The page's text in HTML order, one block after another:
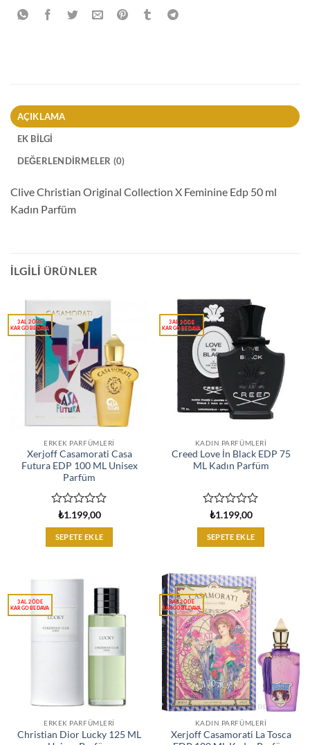
AÇIKLAMA
EK BILGI
DEĞERLENDIRMELER (0)
Clive Christian Original Collection X Feminine Edp 50 ml
Kadın Parfüm
İLGILI ÜRÜNLER
ERKEK PARFÜMLERI
Xerjoff Casamorati Casa
Futura EDP 100 ML Unisex
Parfüm
üzerinden
0
oy
₺1.199,00
SEPETE EKLE
KADIN PARFÜMLERI
Creed Love İn Black EDP 75
ML Kadın Parfüm
üzerinden
0
oy
₺1.199,00
SEPETE EKLE
ERKEK PARFÜMLERI
Christian Dior Lucky 125 ML
KADIN PARFÜMLERI
Xerjoff Casamorati La Tosca